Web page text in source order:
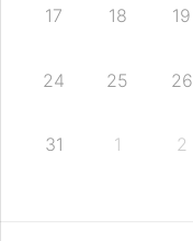
17 18 19
24 25 26
31 1 2